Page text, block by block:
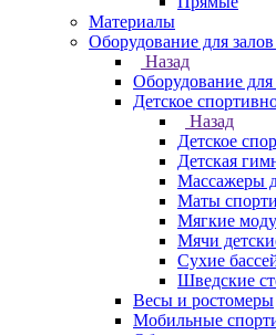
Материалы
Оборудование для
Назад
Оборудование для
Детское
Назад
Детское
Детская
Массажеры
Маты
Мягкие
Мячи
Сухие
Шведские
Весы и ростомеры
Мобильные